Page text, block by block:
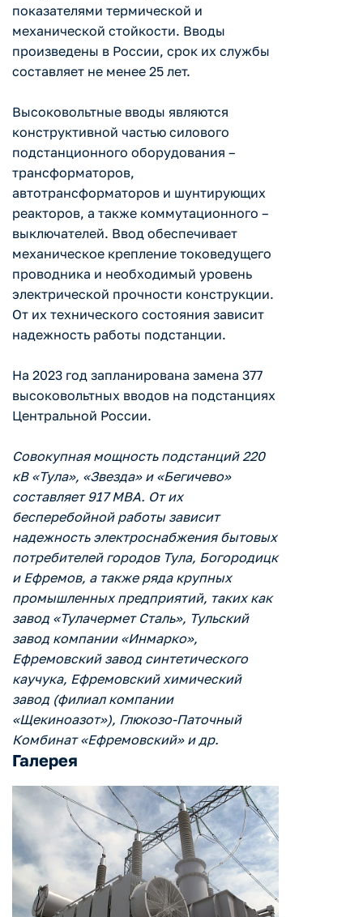
показателями термической и
механической стойкости. Вводы
произведены в России, срок их службы
составляет не менее 25 лет.
Высоковольтные вводы являются
конструктивной частью силового
подстанционного оборудования –
трансформаторов,
автотрансформаторов и шунтирующих
реакторов, а также коммутационного –
выключателей. Ввод обеспечивает
механическое крепление токоведущего
проводника и необходимый уровень
электрической прочности конструкции.
От их технического состояния зависит
надежность работы подстанции.
На 2023 год запланирована замена 377
высоковольтных вводов на подстанциях
Центральной России.
Совокупная мощность подстанций 220
кВ «Тула», «Звезда» и «Бегичево»
составляет 917 МВА. От их
бесперебойной работы зависит
надежность электроснабжения бытовых
потребителей городов Тула, Богородицк
и Ефремов, а также ряда крупных
промышленных предприятий, таких как
завод «Тулачермет Сталь», Тульский
завод компании «Инмарко»,
Ефремовский завод синтетического
каучука, Ефремовский химический
завод (филиал компании
«Щекиноазот»), Глюкозо-Паточный
Комбинат «Ефремовский» и др.
Галерея